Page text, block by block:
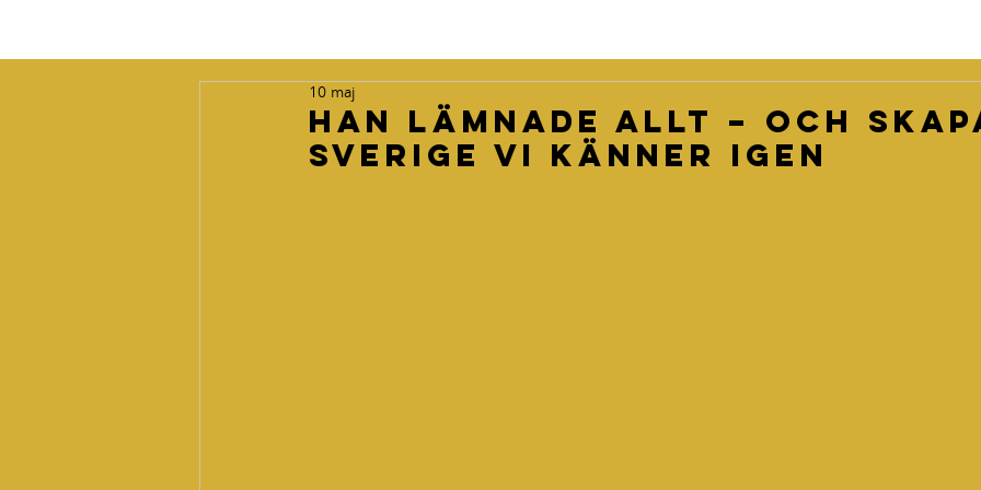
Han lämnade allt – och
Sverige vi känner igen
10 maj